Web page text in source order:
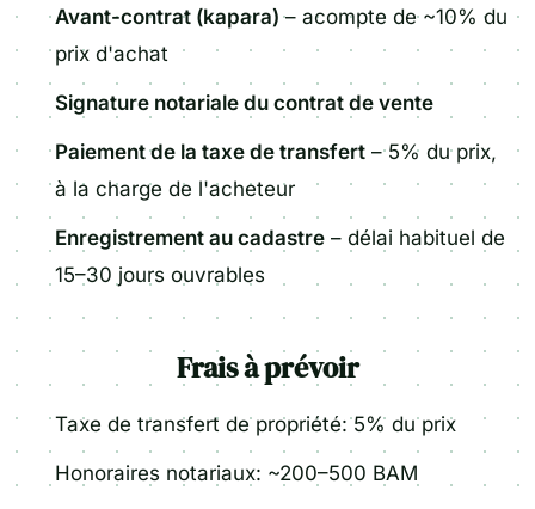
Avant-contrat (kapara) – acompte de ~10% du
prix d'achat
Signature notariale du contrat de vente
Paiement de la taxe de transfert – 5% du prix,
à la charge de l'acheteur
Enregistrement au cadastre – délai habituel de
15–30 jours ouvrables
Frais à prévoir
Taxe de transfert de propriété: 5% du prix
Honoraires notariaux: ~200–500 BAM